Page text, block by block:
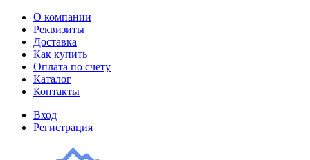
О компании
Реквизиты
Доставка
Как купить
Оплата по счету
Каталог
Контакты
Вход
Регистрация